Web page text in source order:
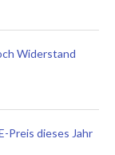
Widerstand
Preis dieses Jahr